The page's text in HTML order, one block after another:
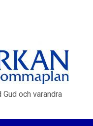
och varandra